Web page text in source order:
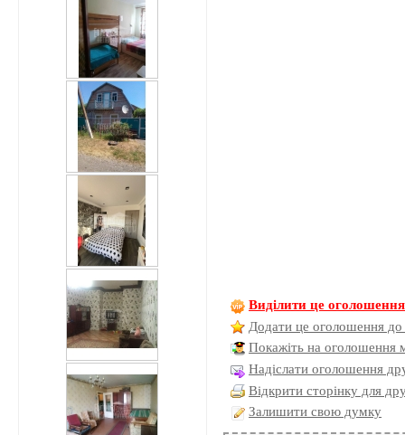
Виділити це оголошення
Додати це оголошення до
Покажіть на оголошення
Надіслати оголошення
Відкрити сторінку для
Залишити свою думку